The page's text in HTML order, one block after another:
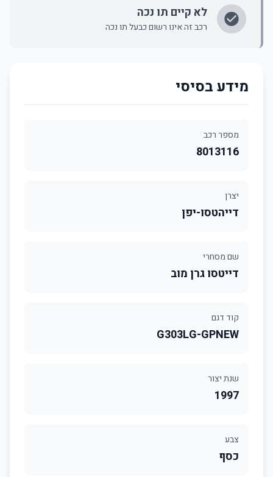
לא קיים תו נכה
רכב זה אינו רשום כבעל תו נכה
מידע בסיסי
מספר רכב
8013116
יצרן
דייהטסו-יפן
שם מסחרי
דייטסו גרן מוב
קוד דגם
G303LG-GPNEW
שנת יצור
1997
צבע
כסף